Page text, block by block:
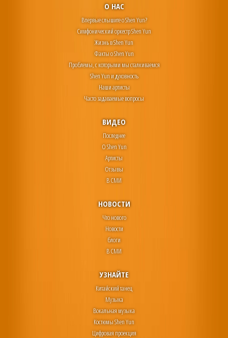
О НАС
Впервые слышите о Shen Yun?
Симфонический оркестр Shen Yun
Жизнь в Shen Yun
Факты о Shen Yun
Проблемы, с которыми мы сталкиваемся
Shen Yun и духовность
Наши артисты
Часто задаваемые вопросы
ВИДЕО
Последнее
О Shen Yun
Артисты
Отзывы
В СМИ
НОВОСТИ
Что нового
Новости
блоги
В СМИ
УЗНАЙТЕ
Китайский танец
Музыка
Вокальная музыка
Костюмы Shen Yun
Цифровая проекция